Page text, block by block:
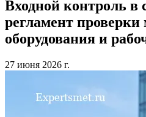
Входной контроль в
регламент проверки
оборудования и
27 июня 2026 г.